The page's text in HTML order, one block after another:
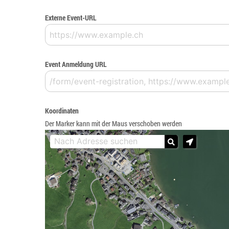
Externe Event-URL
Event Anmeldung URL
Koordinaten
Der Marker kann mit der Maus verschoben werden